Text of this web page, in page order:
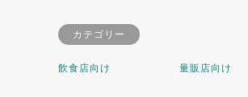
カテゴリー
飲食店向け 量販店向け